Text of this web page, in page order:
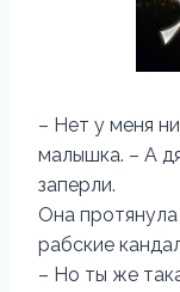
– Нет у меня
малышка. – А
заперли.
Она
рабские
– Но ты же